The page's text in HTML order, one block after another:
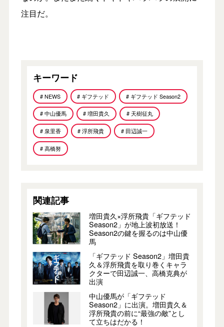
注目だ。
キーワード
# NEWS # ギフテッド # ギフテッド Season2
# 中山優馬 # 増田貴久 # 天樹征丸
# 泉里香 # 浮所飛貴 # 田辺誠一
# 高橋努
関連記事
増田貴久×浮所飛貴「ギフテッド
Season2」が地上波初放送！
Season2の鍵を握るのは中山優
馬
「ギフテッド Season2」増田貴
久＆浮所飛貴を取り巻くキャラ
クターで田辺誠一、高橋克典が
出演
中山優馬が「ギフテッド
Season2」に出演。増田貴久＆
浮所飛貴の前に“最強の敵”とし
て立ちはだかる！